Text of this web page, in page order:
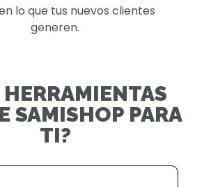
lo que tus nuevos clientes
generen.
SAMISHOP PARA
TI?